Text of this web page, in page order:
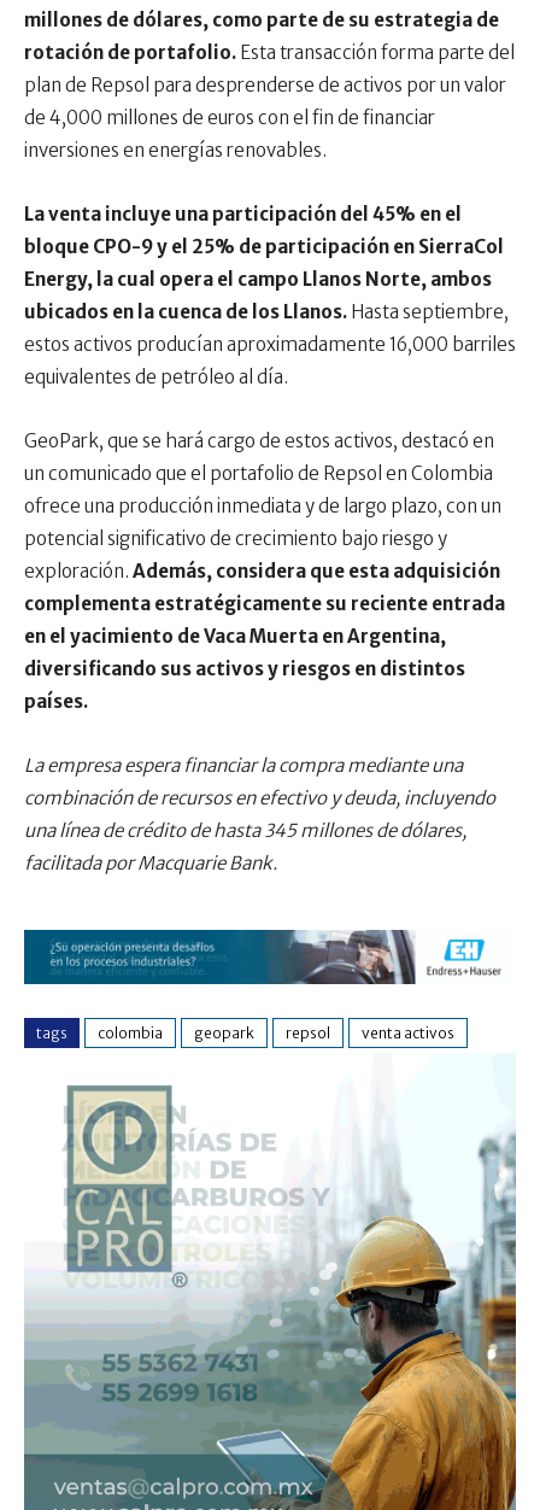
millones de dólares, como parte de su estrategia de
rotación de portafolio. Esta transacción forma parte del
plan de Repsol para desprenderse de activos por un valor
de 4,000 millones de euros con el fin de financiar
inversiones en energías renovables.
La venta incluye una participación del 45% en el
bloque CPO-9 y el 25% de participación en SierraCol
Energy, la cual opera el campo Llanos Norte, ambos
ubicados en la cuenca de los Llanos. Hasta septiembre,
estos activos producían aproximadamente 16,000 barriles
equivalentes de petróleo al día.
GeoPark, que se hará cargo de estos activos, destacó en
un comunicado que el portafolio de Repsol en Colombia
ofrece una producción inmediata y de largo plazo, con un
potencial significativo de crecimiento bajo riesgo y
exploración. Además, considera que esta adquisición
complementa estratégicamente su reciente entrada
en el yacimiento de Vaca Muerta en Argentina,
diversificando sus activos y riesgos en distintos
países.
La empresa espera financiar la compra mediante una
combinación de recursos en efectivo y deuda, incluyendo
una línea de crédito de hasta 345 millones de dólares,
facilitada por Macquarie Bank.
tags colombia geopark repsol venta activos